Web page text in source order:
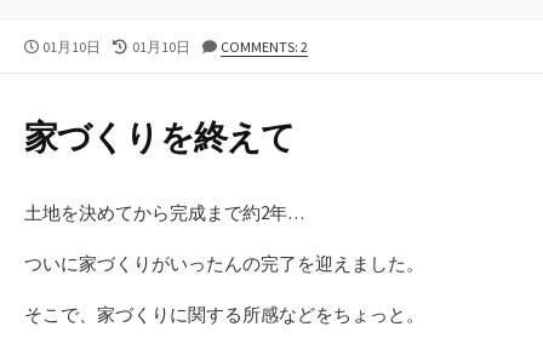
公
01月10日
最
日
01月10日 COMMENTS: 2
家づくりを終えて
土地を決めてから完成まで約2年…
ついに家づくりがいったんの完了を迎えました。
そこで、家づくりに関する所感などをちょっと。